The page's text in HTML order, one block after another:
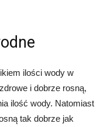
ilości wody w
i dobrze rosną,
ilość wody. Natomiast
tak dobrze jak